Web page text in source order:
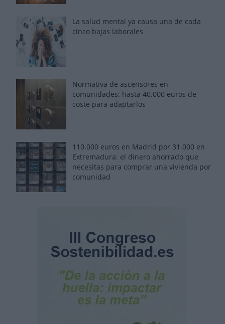
La salud mental ya causa una de cada
cinco bajas laborales
Normativa de ascensores en
comunidades: hasta 40.000 euros de
coste para adaptarlos
110.000 euros en Madrid por 31.000 en
Extremadura: el dinero ahorrado que
necesitas para comprar una vivienda por
comunidad